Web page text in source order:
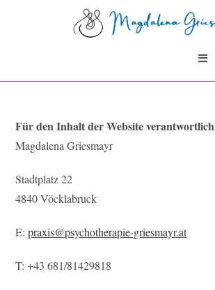
Für den Inhalt der Website verantwortlich
Magdalena Griesmayr
Stadtplatz 22
4840 Vöcklabruck
E:praxis@psychotherapie-griesmayr.at
T: +43 681/81429818